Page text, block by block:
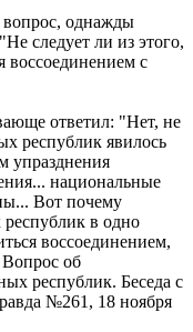
вопрос, однажды
следует ли из этого,
воссоединением с
ответил: "Нет, не
республик явилось
упразднения
национальные
Вот почему
в одно
воссоединением,
об
республик. Беседа с
№261, 18 ноября